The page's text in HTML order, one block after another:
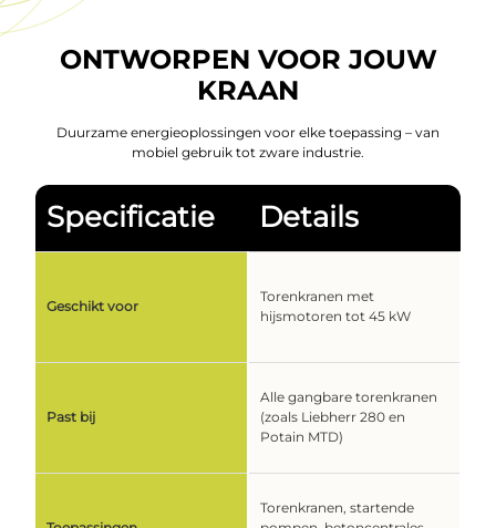
ONTWORPEN VOORJOUW
KRAAN
Duurzame energieoplossingen voor elke toepassing – van
mobiel gebruik tot zware industrie.
Specificatie Details
Geschikt voor
Torenkranen met
hijsmotoren tot 45 kW
Past bij
Alle gangbare torenkranen
(zoals Liebherr 280 en
Potain MTD)
Torenkranen, startende